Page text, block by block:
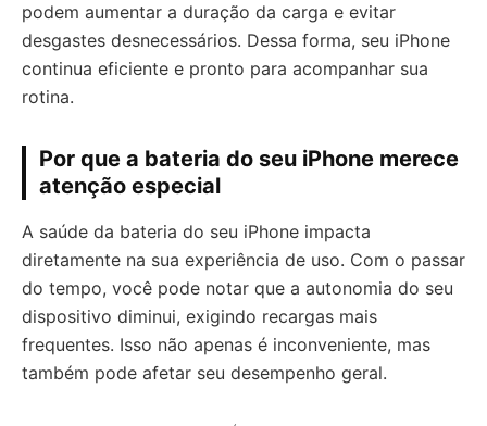
podem aumentar a duração da carga e evitar
desgastes desnecessários. Dessa forma, seu iPhone
continua eficiente e pronto para acompanhar sua
rotina.
Por que a bateria do seu iPhone merece
atenção especial
A saúde da bateria do seu iPhone impacta
diretamente na sua experiência de uso. Com o passar
do tempo, você pode notar que a autonomia do seu
dispositivo diminui, exigindo recargas mais
frequentes. Isso não apenas é inconveniente, mas
também pode afetar seu desempenho geral.